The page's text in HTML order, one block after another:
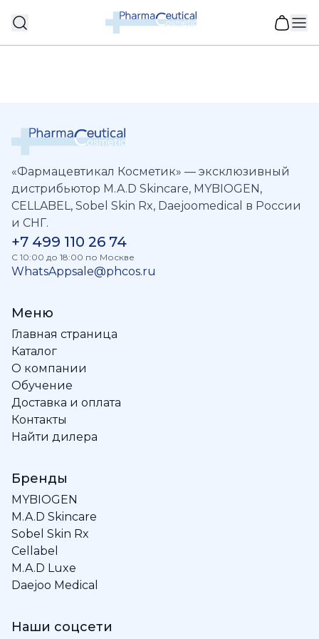
«Фармацевтикал Косметик» — эксклюзивный
дистрибьютор M.A.D Skincare, MYBIOGEN,
CELLABEL, Sobel Skin Rx, Daejoomedical в России
и СНГ.
+7 499 110 26 74
C 10:00 до 18:00 по Москве
WhatsAppsale@phcos.ru
Меню
Главная страница
Каталог
О компании
Обучение
Доставка и оплата
Контакты
Найти дилера
Бренды
MYBIOGEN
M.A.D Skincare
Sobel Skin Rx
Cellabel
M.A.D Luxe
Daejoo Medical
Наши соцсети